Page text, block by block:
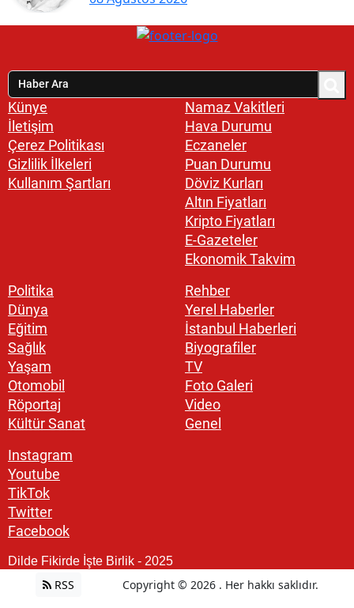
Künye
İletişim
Çerez Politikası
Gizlilik İlkeleri
Kullanım Şartları
Namaz Vakitleri
Hava Durumu
Eczaneler
Puan Durumu
Döviz Kurları
Altın Fiyatları
Kripto Fiyatları
E-Gazeteler
Ekonomik Takvim
Politika
Dünya
Eğitim
Sağlık
Yaşam
Otomobil
Röportaj
Kültür Sanat
Rehber
Yerel Haberler
İstanbul Haberleri
Biyografiler
TV
Foto Galeri
Video
Genel
Instagram
Youtube
TikTok
Twitter
Facebook
Dilde Fikirde İşte Birlik - 2025
RSS Copyright © 2026 . Her hakkı saklıdır.